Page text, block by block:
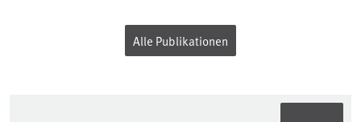
Alle Publikationen